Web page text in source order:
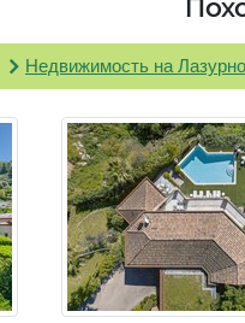
Недвижимость на